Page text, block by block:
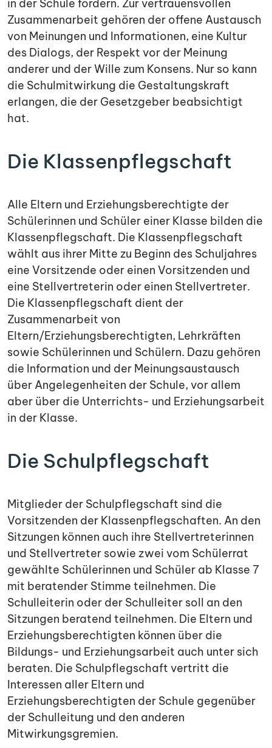
in der Schule fördern. Zur vertrauensvollen
Zusammenarbeit gehören der offene Austausch
von Meinungen und Informationen, eine Kultur
des Dialogs, der Respekt vor der Meinung
anderer und der Wille zum Konsens. Nur so kann
die Schulmitwirkung die Gestaltungskraft
erlangen, die der Gesetzgeber beabsichtigt
hat.
Die Klassenpflegschaft
Alle Eltern und Erziehungsberechtigte der
Schülerinnen und Schüler einer Klasse bilden die
Klassenpflegschaft. Die Klassenpflegschaft
wählt aus ihrer Mitte zu Beginn des Schuljahres
eine Vorsitzende oder einen Vorsitzenden und
eine Stellvertreterin oder einen Stellvertreter.
Die Klassenpflegschaft dient der
Zusammenarbeit von
Eltern/Erziehungsberechtigten, Lehrkräften
sowie Schülerinnen und Schülern. Dazu gehören
die Information und der Meinungsaustausch
über Angelegenheiten der Schule, vor allem
aber über die Unterrichts- und Erziehungsarbeit
in der Klasse.
Die Schulpflegschaft
Mitglieder der Schulpflegschaft sind die
Vorsitzenden der Klassenpflegschaften. An den
Sitzungen können auch ihre Stellvertreterinnen
und Stellvertreter sowie zwei vom Schülerrat
gewählte Schülerinnen und Schüler ab Klasse 7
mit beratender Stimme teilnehmen. Die
Schulleiterin oder der Schulleiter soll an den
Sitzungen beratend teilnehmen. Die Eltern und
Erziehungsberechtigten können über die
Bildungs- und Erziehungsarbeit auch unter sich
beraten. Die Schulpflegschaft vertritt die
Interessen aller Eltern und
Erziehungsberechtigten der Schule gegenüber
der Schulleitung und den anderen
Mitwirkungsgremien.